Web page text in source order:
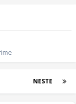
NESTE